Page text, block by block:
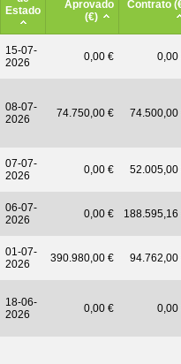
Estado
Aprovado
(€)
Contrato
15-07-
2026
0,00 € 0,00
08-07-
2026
74.750,00 € 74.500,00
07-07-
2026
0,00 € 52.005,00
06-07-
2026
0,00 € 188.595,16
01-07-
2026
390.980,00 € 94.762,00
18-06-
2026
0,00 € 0,00